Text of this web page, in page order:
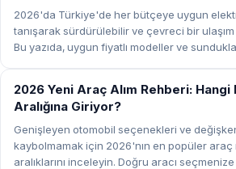
2026'da Türkiye'de her bütçeye uygun
tanışarak sürdürülebilir ve çevreci bir
Bu yazıda, uygun fiyatlı modeller ve
REHBER
2026 Yeni Araç Alım Rehberi:
Aralığına Giriyor?
Genişleyen otomobil seçenekleri ve
kaybolmamak için 2026'nın en popüler
aralıklarını inceleyin. Doğru aracı